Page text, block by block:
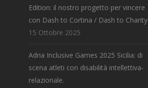
Edition: il nostro progetto per vincere
con Dash to Cortina / Dash to Charity
15 Ottobre 2025
Adria Inclusive Games 2025 Sicilia: di
scena atleti con disabilità intellettiva-
relazionale.